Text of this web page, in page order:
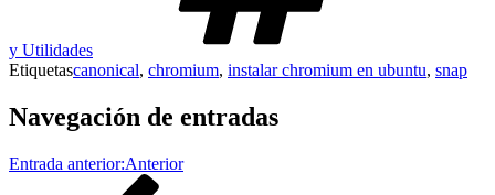
y Utilidades
Etiquetascanonical, chromium, instalar chromium en ubuntu, snap
Navegación de entradas
Entrada anterior:Anterior